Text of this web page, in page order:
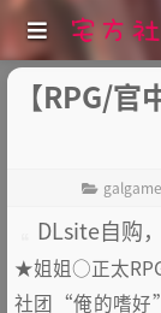
【RPG/
galgame
DLsite自购
★姐姐○正太
社团“俺的嗜好